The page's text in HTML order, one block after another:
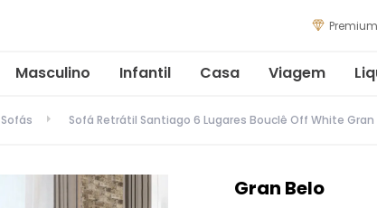
Premium
Masculino Infantil Casa Viagem
Sofás Sofá Retrátil Santiago 6 Lugares Bouclê Off White Gran
Gran Belo